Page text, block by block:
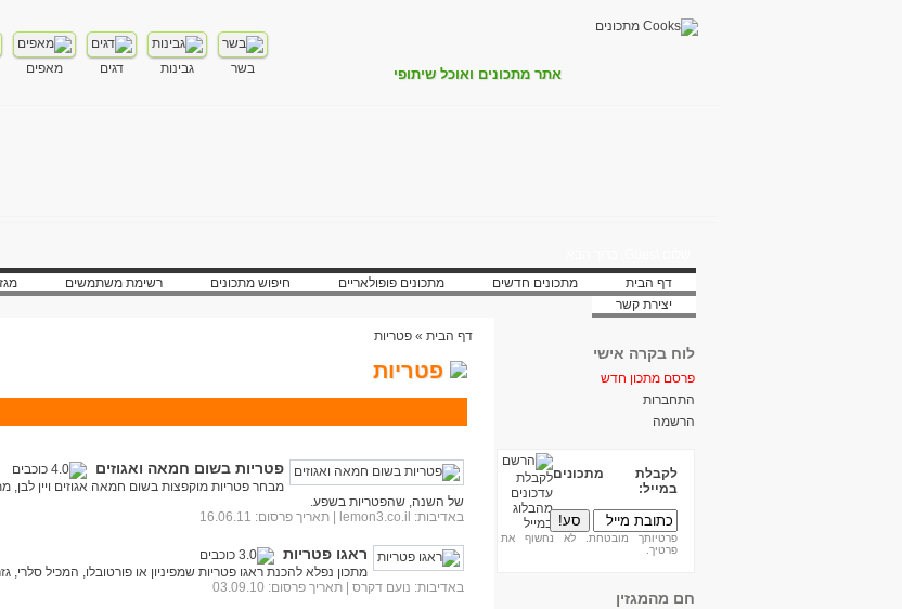
אתר מתכונים ואוכל שיתופי בשר גבינות דגים מאפים
דף הבית
מתכונים חדשים מתכונים פופולאריים חיפוש מתכונים רשימת משתמשים
יצירת קשר
לוח בקרה אישי
פרסם מתכון חדש
התחברות
הרשמה
לקבלת מתכונים
במייל:
פרטיותך מובטחת. לא נחשוף את
פרטיך.
חם מהמגזין
דף הבית » פטריות
פטריות
פטריות בשום חמאה ואגוזים
מבחר פטריות מוקפצות בשום חמאה אגוזים ויין לבן,
של השנה, שהפטריות בשפע.
באדיבות: lemon3.co.il | תאריך פרסום: 16.06.11
ראגו פטריות
מתכון נפלא להכנת ראגו פטריות שמפיניון או פורטובלו, המכיל סלרי,
באדיבות: נועם דקרס | תאריך פרסום: 03.09.10